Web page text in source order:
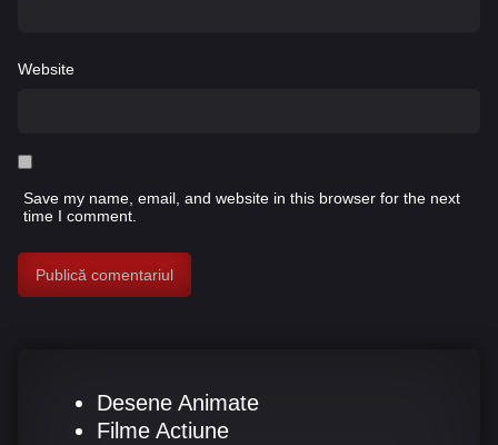
Website
Save my name, email, and website in this browser for the next
time I comment.
Desene Animate
Filme Actiune